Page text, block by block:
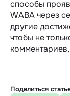
способы
WABA через
другие
чтобы не
Поделиться